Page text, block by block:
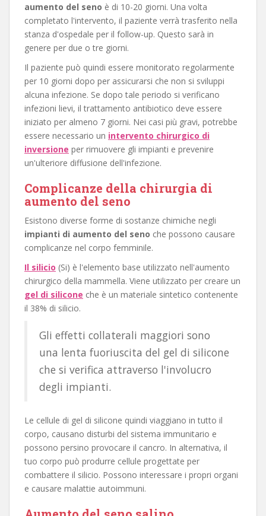
aumento del seno è di 10-20 giorni. Una volta
completato l'intervento, il paziente verrà trasferito nella
stanza d'ospedale per il follow-up. Questo sarà in
genere per due o tre giorni.
Il paziente può quindi essere monitorato regolarmente
per 10 giorni dopo per assicurarsi che non si sviluppi
alcuna infezione. Se dopo tale periodo si verificano
infezioni lievi, il trattamento antibiotico deve essere
iniziato per almeno 7 giorni. Nei casi più gravi, potrebbe
essere necessario un intervento chirurgico di
inversione per rimuovere gli impianti e prevenire
un'ulteriore diffusione dell'infezione.
Complicanze della chirurgia di
aumento del seno
Esistono diverse forme di sostanze chimiche negli
impianti di aumento del seno che possono causare
complicanze nel corpo femminile.
Il silicio (Si) è l'elemento base utilizzato nell'aumento
chirurgico della mammella. Viene utilizzato per creare un
gel di silicone che è un materiale sintetico contenente
il 38% di silicio.
Gli effetti collaterali maggiori sono
una lenta fuoriuscita del gel di silicone
che si verifica attraverso l'involucro
degli impianti.
Le cellule di gel di silicone quindi viaggiano in tutto il
corpo, causano disturbi del sistema immunitario e
possono persino provocare il cancro. In alternativa, il
tuo corpo può produrre cellule progettate per
combattere il silicio. Possono interessare i propri organi
e causare malattie autoimmuni.